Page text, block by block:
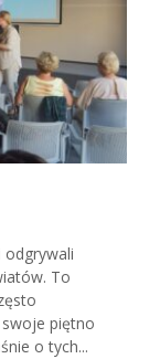
odgrywali
To
piętno
o tych...